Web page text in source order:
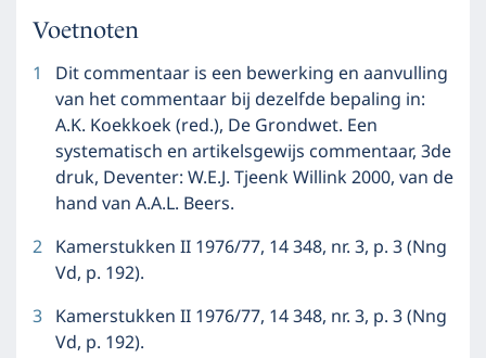
Voetnoten
1
Dit commentaar is een bewerking en aanvulling
van het commentaar bij dezelfde bepaling in:
A.K. Koekkoek (red.), De Grondwet. Een
systematisch en artikelsgewijs commentaar, 3de
druk, Deventer: W.E.J. Tjeenk Willink 2000, van de
hand van A.A.L. Beers.
2 Kamerstukken II 1976/77, 14 348, nr. 3, p. 3 (Nng
Vd, p. 192).
3 Kamerstukken II 1976/77, 14 348, nr. 3, p. 3 (Nng
Vd, p. 192).